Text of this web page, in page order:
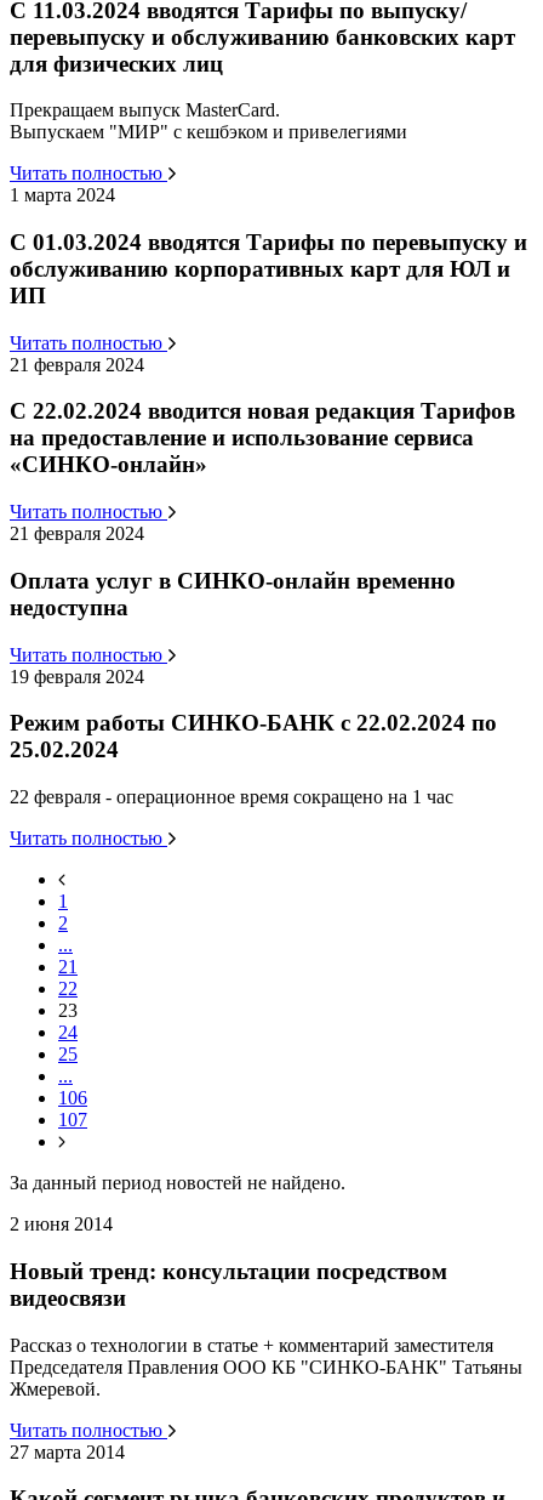
С 11.03.2024 вводятся Тарифы по выпуску/
перевыпуску и обслуживанию банковских карт
для физических лиц
Прекращаем выпуск MasterCard.
Выпускаем "МИР" с кешбэком и привелегиями
Читать полностью
1 марта 2024
С 01.03.2024 вводятся Тарифы по перевыпуску и
обслуживанию корпоративных карт для ЮЛ и
ИП
Читать полностью
21 февраля 2024
С 22.02.2024 вводится новая редакция Тарифов
на предоставление и использование сервиса
«СИНКО-онлайн»
Читать полностью
21 февраля 2024
Оплата услуг в СИНКО-онлайн временно
недоступна
Читать полностью
19 февраля 2024
Режим работы СИНКО-БАНК c 22.02.2024 по
25.02.2024
22 февраля - операционное время сокращено на 1 час
Читать полностью
1
2
...
21
22
23
24
25
...
106
107
За данный период новостей не найдено.
2 июня 2014
Новый тренд: консультации посредством
видеосвязи
Рассказ о технологии в статье + комментарий заместителя
Председателя Правления ООО КБ "СИНКО-БАНК" Татьяны
Жмеревой.
Читать полностью
27 марта 2014